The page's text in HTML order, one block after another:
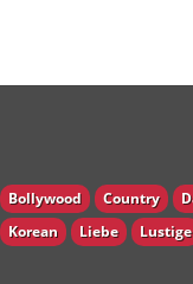
Bollywood Country
Korean Liebe Lustige